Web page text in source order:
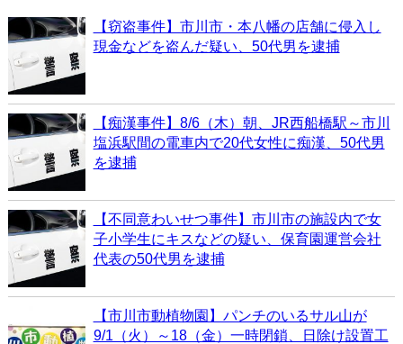
【窃盗事件】市川市・本八幡の店舗に侵入し
現金などを盗んだ疑い、50代男を逮捕
【痴漢事件】8/6（木）朝、JR西船橋駅～市川
塩浜駅間の電車内で20代女性に痴漢、50代男
を逮捕
【不同意わいせつ事件】市川市の施設内で女
子小学生にキスなどの疑い、保育園運営会社
代表の50代男を逮捕
【市川市動植物園】パンチのいるサル山が
9/1（火）～18（金）一時閉鎖、日除け設置工